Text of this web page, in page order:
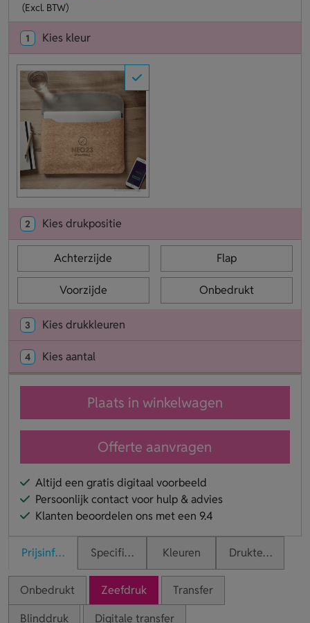
(Excl. BTW)
1 Kies kleur
2 Kies drukpositie
Achterzijde Flap
Voorzijde Onbedrukt
3 Kies drukkleuren
4 Kies aantal
Plaats in winkelwagen
Offerte aanvragen
Altijd een gratis digitaal voorbeeld
Persoonlijk contact voor hulp & advies
Klanten beoordelen ons met een 9.4
PrijsinformatieSpecificaties Kleuren Druktechnieken
Onbedrukt Zeefdruk
Transfer
Blinddruk
Digitale transfer